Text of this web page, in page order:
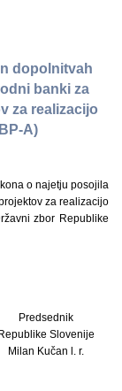
dopolnitvah
banki za
za realizacijo
A)
o najetju posojila
za realizacijo
zbor Republike
Predsednik
Slovenije
Milan Kučan l. r.